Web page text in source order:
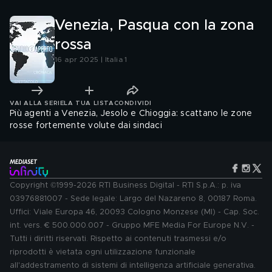
Venezia, Pasqua con la zona
rossa
16 apr 2025 | Italia 1
VAI ALLA SERIE LA TUA LISTA CONDIVIDI
Più agenti a Venezia, Jesolo e Chioggia: scattano le zone
rosse fortemente volute dai sindaci
Copyright ©1999-2026 RTI Business Digital - RTI S.p.A.: p. iva
03976881007 - Sede legale: Largo del Nazareno 8, 00187 Roma.
Uffici: Viale Europa 46, 20093 Cologno Monzese (MI) - Cap. Soc.
int. vers. € 500.000.007 - Gruppo MFE Media For Europe N.V. -
Tutti i diritti riservati. Rispetto ai contenuti trasmessi e/o
riprodotti è vietata ogni utilizzazione funzionale
all'addestramento di sistemi di intelligenza artificiale generativa.